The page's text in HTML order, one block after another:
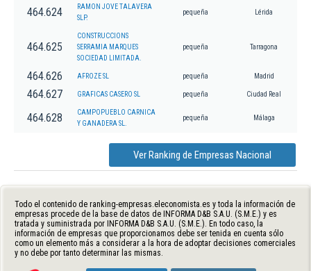
464.624
RAMON JOVE TALAVERA
SLP.
pequeña Lérida
464.625
CONSTRUCCIONS
SERRAMIA MARQUES
SOCIEDAD LIMITADA.
pequeña Tarragona
464.626 AFROZE SL pequeña Madrid
464.627 GRAFICAS CASERO SL pequeña Ciudad Real
464.628
CAMPOPUEBLO CARNICA
Y GANADERA SL.
pequeña Málaga
Ver Ranking de Empresas Nacional
Todo el contenido de ranking-empresas.eleconomista.es y toda la información de
empresas procede de la base de datos de INFORMA D&B S.A.U. (S.M.E.) y es
tratada y suministrada por INFORMA D&B S.A.U. (S.M.E.). En todo caso, la
información de empresas que proporcionamos debe ser tenida en cuenta sólo
como un elemento más a considerar a la hora de adoptar decisiones comerciales
y no debe por tanto determinar las mismas.